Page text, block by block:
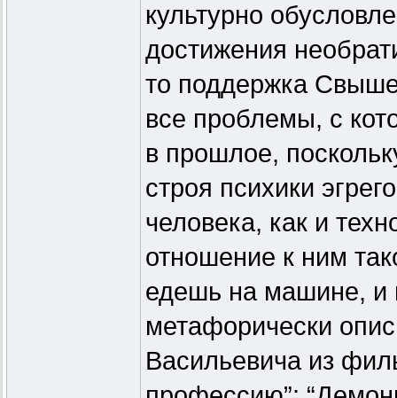
культурно
достижения
то поддержка Свыше
все проблемы, с
в прошлое,
строя психики
человека, как и
отношение к ним
едешь на машине, и
метафорически
Васильевича из